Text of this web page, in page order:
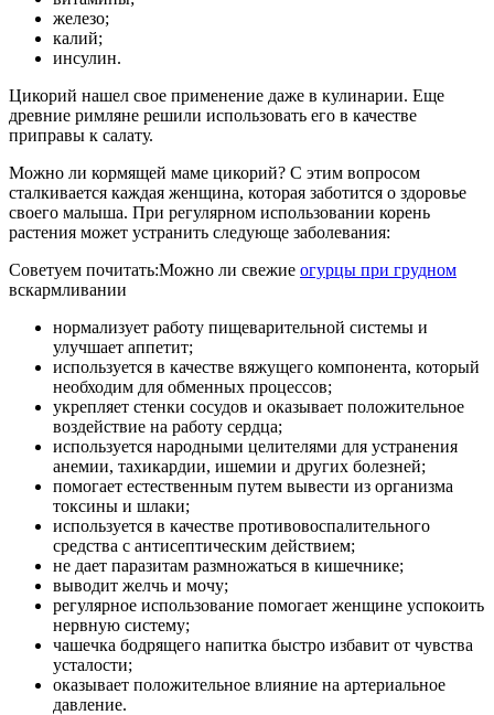
железо;
калий;
инсулин.
Цикорий нашел свое применение даже в кулинарии. Еще
древние римляне решили использовать его в качестве
приправы к салату.
Можно ли кормящей маме цикорий? С этим вопросом
сталкивается каждая женщина, которая заботится о здоровье
своего малыша. При регулярном использовании корень
растения может устранить следующе заболевания:
Советуем почитать:Можно ли свежие огурцы при грудном
вскармливании
нормализует работу пищеварительной системы и
улучшает аппетит;
используется в качестве вяжущего компонента, который
необходим для обменных процессов;
укрепляет стенки сосудов и оказывает положительное
воздействие на работу сердца;
используется народными целителями для устранения
анемии, тахикардии, ишемии и других болезней;
помогает естественным путем вывести из организма
токсины и шлаки;
используется в качестве противовоспалительного
средства с антисептическим действием;
не дает паразитам размножаться в кишечнике;
выводит желчь и мочу;
регулярное использование помогает женщине успокоить
нервную систему;
чашечка бодрящего напитка быстро избавит от чувства
усталости;
оказывает положительное влияние на артериальное
давление.